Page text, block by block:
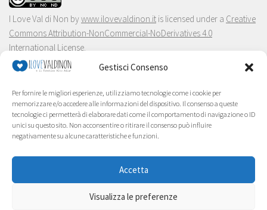
Gestisci Consenso
Per fornire le migliori esperienze, utilizziamo tecnologie come i cookie per
memorizzare e/o accedere alle informazioni del dispositivo. Il consenso a queste
tecnologie ci permetterà di elaborare dati come il comportamento di navigazione o ID
unici su questo sito. Non acconsentire o ritirare il consenso può influire
negativamente su alcune caratteristiche e funzioni.
Accetta
Visualizza le preferenze
I Love Val di Non bywww.ilovevaldinon.it is licensed under a Creative
Commons Attribution-NonCommercial-NoDerivatives 4.0
International License.